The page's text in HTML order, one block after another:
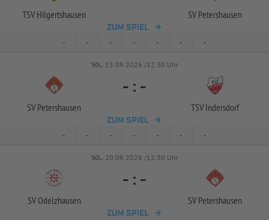
TSV Hilgertshausen SV Petershausen
ZUM SPIEL
- - - - - - -
SO.. 13.09.2026 /12:30 Uhr
SV Petershausen
- : -
TSV Indersdorf
ZUM SPIEL
- - - - - - -
SO.. 20.09.2026 /12:30 Uhr
SV Odelzhausen
- : -
SV Petershausen
ZUM SPIEL